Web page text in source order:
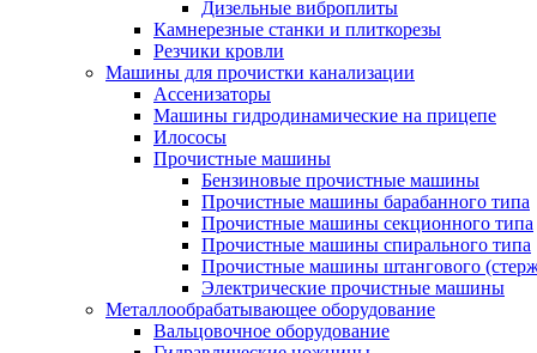
Дизельные виброплиты
Камнерезные станки и плиткорезы
Резчики кровли
Машины для прочистки канализации
Ассенизаторы
Машины гидродинамические на прицепе
Илососы
Прочистные машины
Бензиновые прочистные машины
Прочистные машины барабанного типа
Прочистные машины секционного типа
Прочистные машины спирального типа
Прочистные машины штангового
Электрические прочистные машины
Металлообрабатывающее оборудование
Вальцовочное оборудование